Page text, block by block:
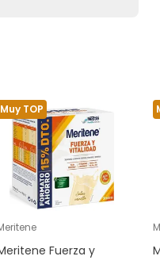
Muy TOP
Fuerza y